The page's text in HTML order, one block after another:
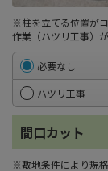
※柱を立てる位置が
作業（ハツリ工事）が
必要なし
ハツリ工事
間口カット
※敷地条件により規